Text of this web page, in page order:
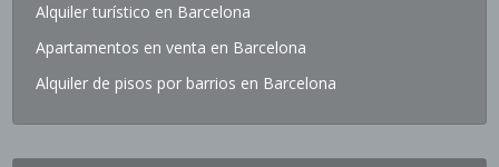
Alquiler turístico en Barcelona
Apartamentos en venta en Barcelona
Alquiler de pisos por barrios en Barcelona